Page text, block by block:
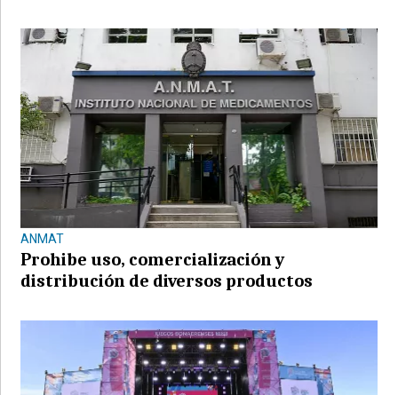
ANMAT
Prohibe uso, comercialización y
distribución de diversos productos